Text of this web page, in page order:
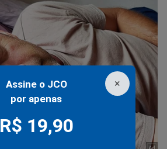
×
Assine o JCO
por apenas
R$ 19,90